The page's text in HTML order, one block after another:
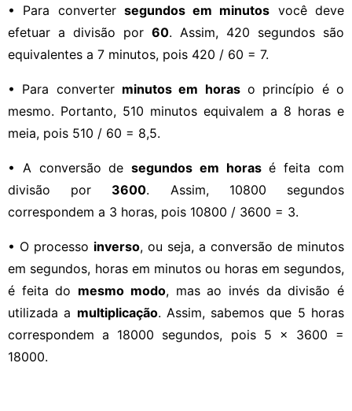
• Para converter segundos em minutos você deve
efetuar a divisão por 60. Assim, 420 segundos são
equivalentes a 7 minutos, pois 420 / 60 = 7.
• Para converter minutos em horaso princípio é o
mesmo. Portanto, 510 minutos equivalem a 8 horas e
meia, pois 510 / 60 = 8,5.
• A conversão desegundos em horasé feita com
divisão por 3600. Assim, 10800 segundos
correspondem a 3 horas, pois 10800 / 3600 = 3.
• O processo inverso, ou seja, a conversão de minutos
em segundos, horas em minutos ou horas em segundos,
é feita do mesmo modo, mas ao invés da divisão é
utilizada a multiplicação. Assim, sabemos que 5 horas
correspondem a 18000 segundos, pois 5 x 3600 =
18000.